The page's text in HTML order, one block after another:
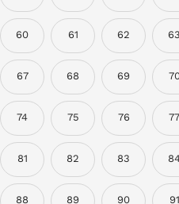
60 61 62 63
67 68 69
74 75 76 77
81 82 83
88 89 90 91